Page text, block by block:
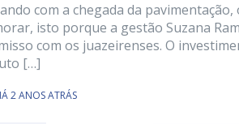
com a chegada da
isto porque a gestão Suzana
com os juazeirenses. O
[…]
2 ANOS ATRÁS